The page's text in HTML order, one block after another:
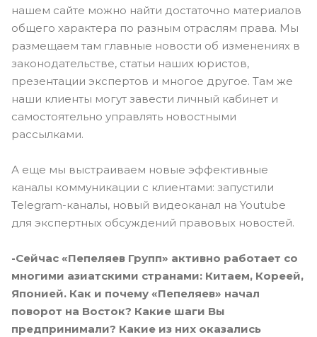
нашем сайте можно найти достаточно материалов
общего характера по разным отраслям права. Мы
размещаем там главные новости об изменениях в
законодательстве, статьи наших юристов,
презентации экспертов и многое другое. Там же
наши клиенты могут завести личный кабинет и
самостоятельно управлять новостными
рассылками.
А еще мы выстраиваем новые эффективные
каналы коммуникации с клиентами: запустили
Telegram-каналы, новый видеоканал на Youtube
для экспертных обсуждений правовых новостей.
-Сейчас «Пепеляев Групп» активно работает со
многими азиатскими странами: Китаем, Кореей,
Японией. Как и почему «Пепеляев» начал
поворот на Восток? Какие шаги Вы
предпринимали? Какие из них оказались